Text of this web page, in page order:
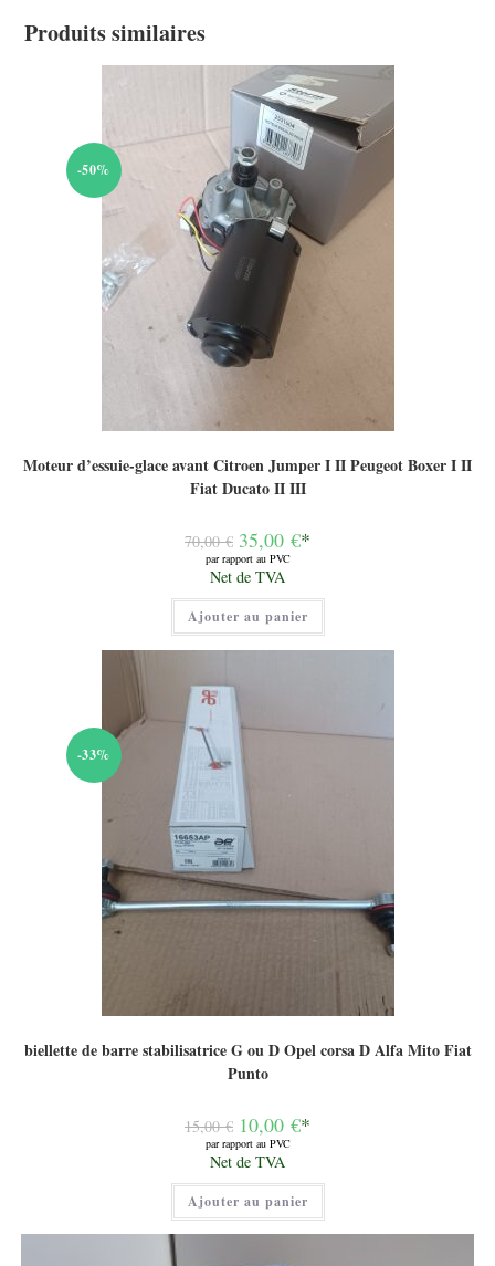
Produits similaires
-50%
Moteur d’essuie-glace avant Citroen Jumper I II Peugeot Boxer I II
Fiat Ducato II III
70,00€ Le
prix
initial
était :
70,00 €.
35,00 €*
par rapport au PVC
Le
prix
actuel
est :
35,00 €.
Net de TVA
Ajouter au panier
-33%
biellette de barre stabilisatrice G ou D Opel corsa D Alfa Mito Fiat
Punto
15,00€ Le
prix
initial
était :
15,00 €.
10,00 €*
par rapport au PVC
Le
prix
actuel
est :
10,00 €.
Net de TVA
Ajouter au panier